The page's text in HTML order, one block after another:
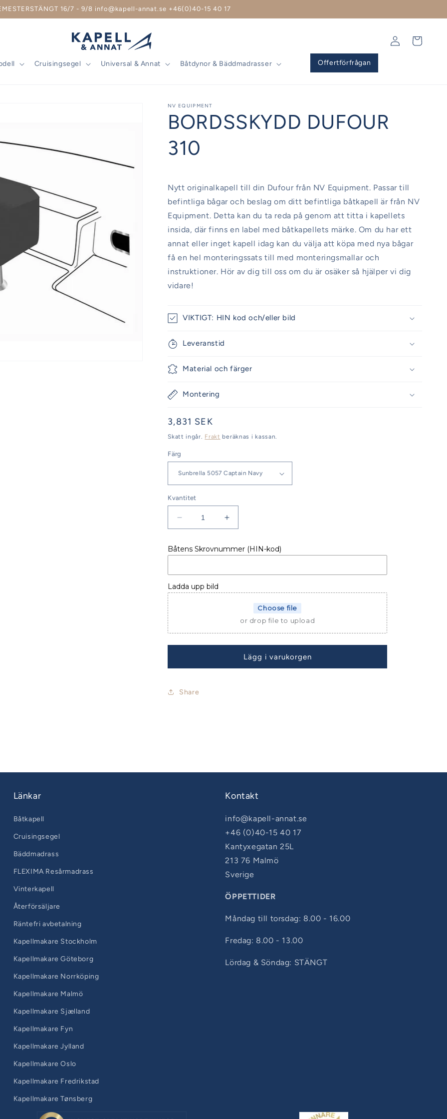
16/7 - 9/8 info@kapell-annat.se +46(0)40-15 40 17
Cruisingsegel Universal & Annat Båtdynor & Bäddmadrasser Offertförfrågan
Logga
Varukorg
NV EQUIPMENT
BORDSSKYDD DUFOUR
310
Nytt originalkapell till din Dufour från NV Equipment. Passar till
befintliga bågar och beslag om ditt befintliga båtkapell är från NV
Equipment. Detta kan du ta reda på genom att titta i kapellets
insida, där finns en label med båtkapellets märke. Om du har ett
annat eller inget kapell idag kan du välja att köpa med nya bågar
få en hel monteringssats till med monteringsmallar och
instruktioner. Hör av dig till oss om du är osäker så hjälper vi dig
vidare!
VIKTIGT: HIN kod och/eller bild
Leveranstid
Material och färger
Montering
Ordinarie
pris
3,831 SEK
Skatt ingår. Frakt beräknas i kassan.
Färg
Kvantitet
Minska
kvantitet
BORDSSKYDD
310
Öka
kvantitet
BORDSSKYDD
310
Båtens Skrovnummer (HIN-kod)
Ladda upp bild
Choose file
or drop file to upload
Lägg i varukorgen
Share
Länkar
Båtkapell
Cruisingsegel
Bäddmadrass
FLEXIMA Resårmadrass
Vinterkapell
Återförsäljare
Räntefri avbetalning
Kapellmakare Stockholm
Kapellmakare Göteborg
Kapellmakare Norrköping
Kapellmakare Malmö
Kapellmakare Sjælland
Kapellmakare Fyn
Kapellmakare Jylland
Kapellmakare Oslo
Kapellmakare Fredrikstad
Kapellmakare Tønsberg
Kontakt
info@kapell-annat.se
+46 (0)40-15 40 17
Kantyxegatan 25L
213 76 Malmö
Sverige
ÖPPETTIDER
Måndag till torsdag: 8.00 - 16.00
Fredag: 8.00 - 13.00
Lördag & Söndag: STÄNGT